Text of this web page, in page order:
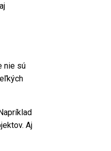
nie sú
Aj